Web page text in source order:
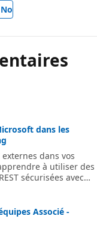
No
dans les
dans vos
à utiliser des
sécurisées avec
Associé -